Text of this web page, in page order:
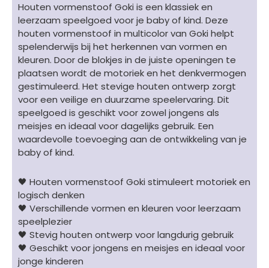
Houten vormenstoof Goki is een klassiek en
leerzaam speelgoed voor je baby of kind. Deze
houten vormenstoof in multicolor van Goki helpt
spelenderwijs bij het herkennen van vormen en
kleuren. Door de blokjes in de juiste openingen te
plaatsen wordt de motoriek en het denkvermogen
gestimuleerd. Het stevige houten ontwerp zorgt
voor een veilige en duurzame speelervaring. Dit
speelgoed is geschikt voor zowel jongens als
meisjes en ideaal voor dagelijks gebruik. Een
waardevolle toevoeging aan de ontwikkeling van je
baby of kind.
🖤 Houten vormenstoof Goki stimuleert motoriek en
logisch denken
🖤 Verschillende vormen en kleuren voor leerzaam
speelplezier
🖤 Stevig houten ontwerp voor langdurig gebruik
🖤 Geschikt voor jongens en meisjes en ideaal voor
jonge kinderen